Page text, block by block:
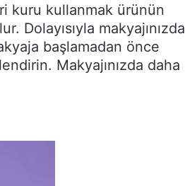
kuru kullanmak ürünün
Dolayısıyla makyajınızda
başlamadan önce
Makyajınızda daha